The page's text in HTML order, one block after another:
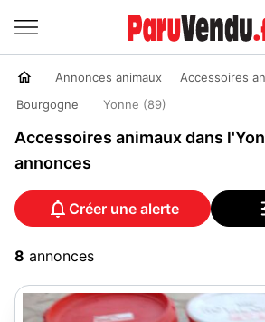
Annonces animaux
Accessoires
Bourgogne
Yonne (89)
Accessoires animaux dans
annonces
Créer une alerte
8 annonces